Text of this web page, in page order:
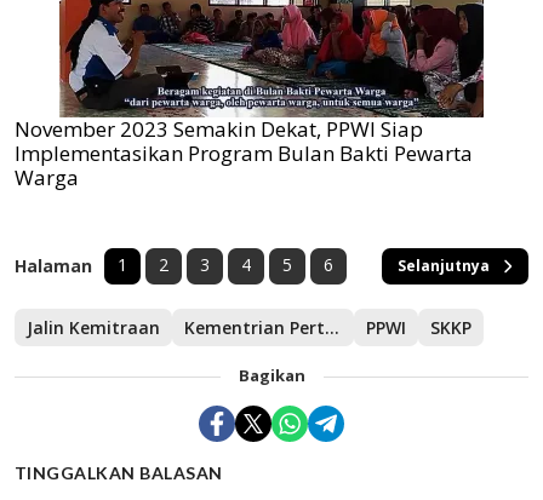
November 2023 Semakin Dekat, PPWI Siap
Implementasikan Program Bulan Bakti Pewarta
Warga
Halaman 1 2 3 4 5 6 Selanjutnya
Jalin Kemitraan Kementrian Pertahanan PPWI SKKP
Bagikan
TINGGALKAN BALASAN